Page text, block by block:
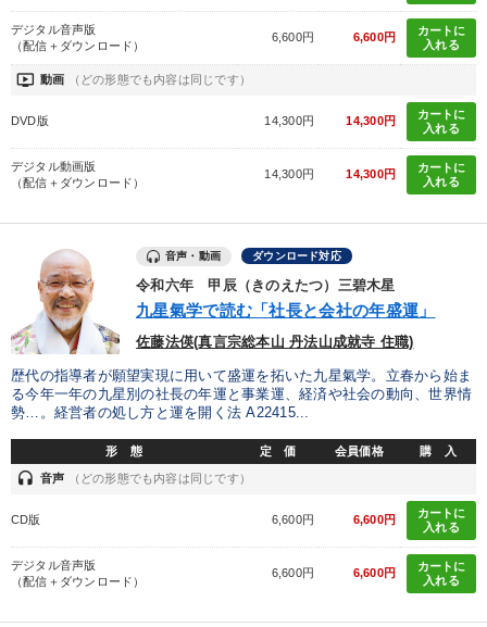
デジタル音声版
（配信＋ダウンロード）
6,600円 6,600円
カートに
入れる
ondemand_video 動画 （どの形態でも内容は同じです）
DVD版 14,300円 14,300円
カートに
入れる
デジタル動画版
（配信＋ダウンロード）
14,300円 14,300円
カートに
入れる
音声・動画 ダウンロード対応
令和六年 甲辰（きのえたつ）三碧木星
九星氣学で読む「社長と会社の年盛運」
佐藤法偀(真言宗総本山 丹法山成就寺 住職)
歴代の指導者が願望実現に用いて盛運を拓いた九星氣学。立春から始ま
る今年一年の九星別の社長の年運と事業運、経済や社会の動向、世界情
勢…。経営者の処し方と運を開く法 A22415...
形 態 定 価 会員価格 購 入
headset 音声 （どの形態でも内容は同じです）
CD版 6,600円 6,600円
カートに
入れる
デジタル音声版
（配信＋ダウンロード）
6,600円 6,600円
カートに
入れる